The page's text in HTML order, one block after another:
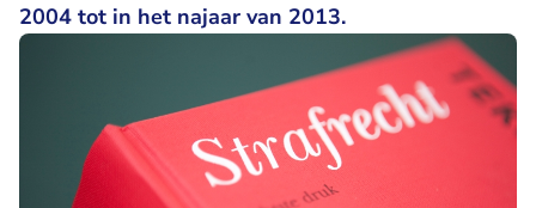
2004 tot in het najaar van 2013.